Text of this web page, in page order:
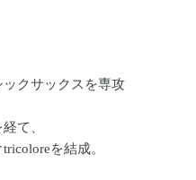
クサックスを専攻
て、
を結成。